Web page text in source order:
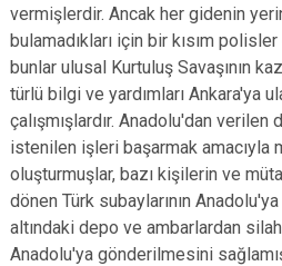
vermişlerdir. Ancak her gidenin
bulamadıkları için bir kısım
bunlar ulusal Kurtuluş Savaşının
türlü bilgi ve yardımları Ankara'ya
çalışmışlardır. Anadolu'dan
istenilen işleri başarmak amacıyla
oluşturmuşlar, bazı kişilerin ve
dönen Türk subaylarının Anadolu'ya
altındaki depo ve ambarlardan
Anadolu'ya gönderilmesini